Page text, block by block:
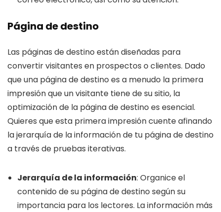
Página de destino
Las páginas de destino están diseñadas para
convertir visitantes en prospectos o clientes. Dado
que una página de destino es a menudo la primera
impresión que un visitante tiene de su sitio, la
optimización de la página de destino es esencial.
Quieres que esta primera impresión cuente afinando
la jerarquía de la información de tu página de destino
a través de pruebas iterativas.
Jerarquía de la información: Organice el
contenido de su página de destino según su
importancia para los lectores. La información más